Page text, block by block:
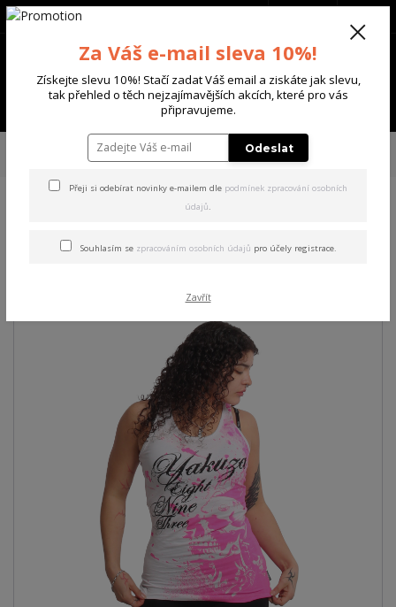
Menu
+420 702 136 620
TRIČKA & TÍLKA
Yakuza dámské tílko Spill String
Tanktop white S
String Tanktop white S
Za Váš e-mail sleva 10%!
Získejte slevu 10%! Stačí zadat Váš email a ziskáte jak slevu,
tak přehled o těch nejzajímavějších akcích, které pro vás
připravujeme.
Odeslat
Přeji si odebírat novinky e-mailem dle podmínek zpracování osobních
údajů.
Souhlasím se zpracováním osobních údajů pro účely registrace.
Zavřít